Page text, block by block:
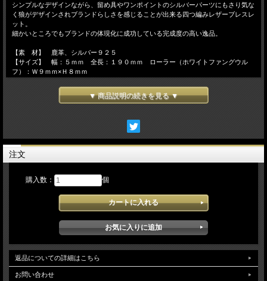
シンプルなデザインながら、留め具やワンポイントのシルバーパーツにもさり気な
く狼がデザインされブランドらしさを感じることが出来る四つ編みレザーブレスレ
ット。
細かいところでもブランドの体現化に成功している完成度の高い逸品。
【素 材】 鹿革、シルバー９２５
【サイズ】 幅：５ｍｍ 全長：１９０ｍｍ ローラー（ホワイトファングウル
フ）：Ｗ９ｍｍ×Ｈ８ｍｍ
ますのでご了承ください。
▼ 商品説明の続きを見る ▼
注文
購入数： 個
返品についての詳細はこちら
お問い合わせ